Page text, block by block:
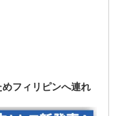
フィリピンへ連れ